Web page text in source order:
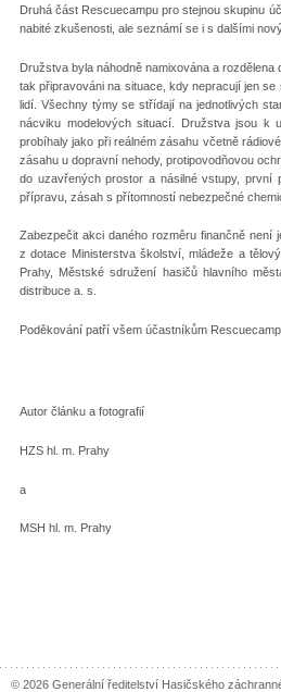
Druhá část Rescuecampu pro stejnou skupinu
nabité zkušenosti, ale seznámí se i s dalšími
Družstva byla náhodně namixována a rozdělena
tak připravováni na situace, kdy nepracují jen
lidí. Všechny týmy se střídají na jednotlivých
nácviku modelových situací. Družstva jsou k
probíhaly jako při reálném zásahu včetně
zásahu u dopravní nehody, protipovodňovou
do uzavřených prostor a násilné vstupy, první
přípravu, zásah s přítomností nebezpečné
Zabezpečit akci daného rozměru finančně není
z dotace Ministerstva školství, mládeže a
Prahy, Městské sdružení hasičů hlavního
distribuce a. s.
Poděkování patří všem účastníkům
Autor článku a fotografií
HZS hl. m. Prahy
a
MSH hl. m. Prahy
© 2026 Generální ředitelství Hasičského